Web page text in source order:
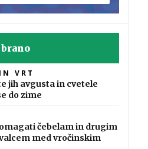
VRT
jih avgusta in cvetele
do zime
čebelam in drugim
med vročinskim